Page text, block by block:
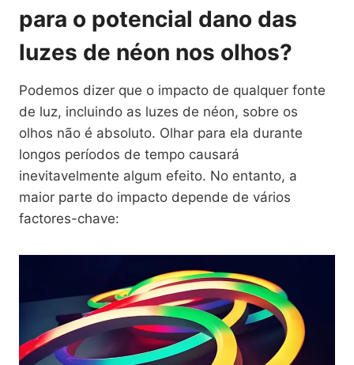
para o potencial dano das
luzes de néon nos olhos?
Podemos dizer que o impacto de qualquer fonte
de luz, incluindo as luzes de néon, sobre os
olhos não é absoluto. Olhar para ela durante
longos períodos de tempo causará
inevitavelmente algum efeito. No entanto, a
maior parte do impacto depende de vários
factores-chave: